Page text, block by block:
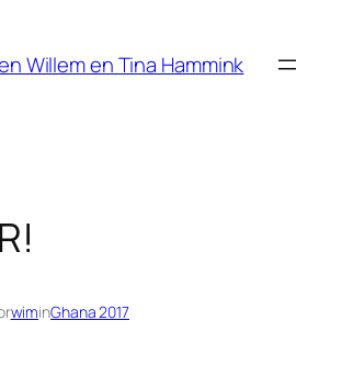
Willem en Tina Hammink
wiminGhana 2017